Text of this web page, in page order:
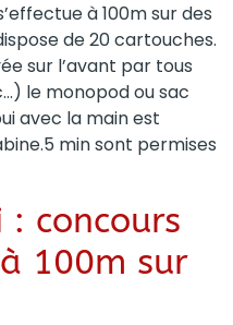
à 100m sur des
de 20 cartouches.
sur l’avant par tous
le monopod ou sac
avec la main est
min sont permises
concours
100m sur